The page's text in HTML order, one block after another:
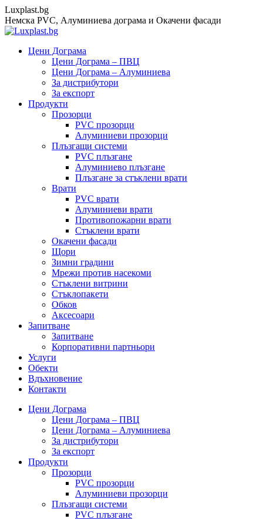
Skip
to
content
Luxplast.bg
Немска PVC, Алуминиева дограма и Окачени фасади
Цени Дограма
Цени Дограма – ПВЦ
Цени Дограма – Алуминиева
За дистрибутори
За експорт
Продукти
Прозорци
PVC прозорци
Алуминиеви прозорци
Плъзгащи системи
PVC плъзгане
Алуминиево плъзгане
Плъзгане за стъклени врати
Врати
PVC врати
Алуминиеви врати
Противопожарни врати
Стъклени врати
Окачени фасади
Щори
Зимни градини
Мрежи против насекоми
Стъклени витрини
Стъклопакети
Обков
Аксесоари
Запитване
Запитване
Корпоративни партньoри
Услуги
Обекти
Вдъхновение
Контакти
Цени Дограма
Цени Дограма – ПВЦ
Цени Дограма – Алуминиева
За дистрибутори
За експорт
Продукти
Прозорци
PVC прозорци
Алуминиеви прозорци
Плъзгащи системи
PVC плъзгане